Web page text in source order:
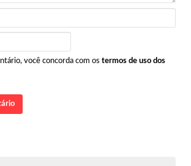
você concorda com os termos de uso dos